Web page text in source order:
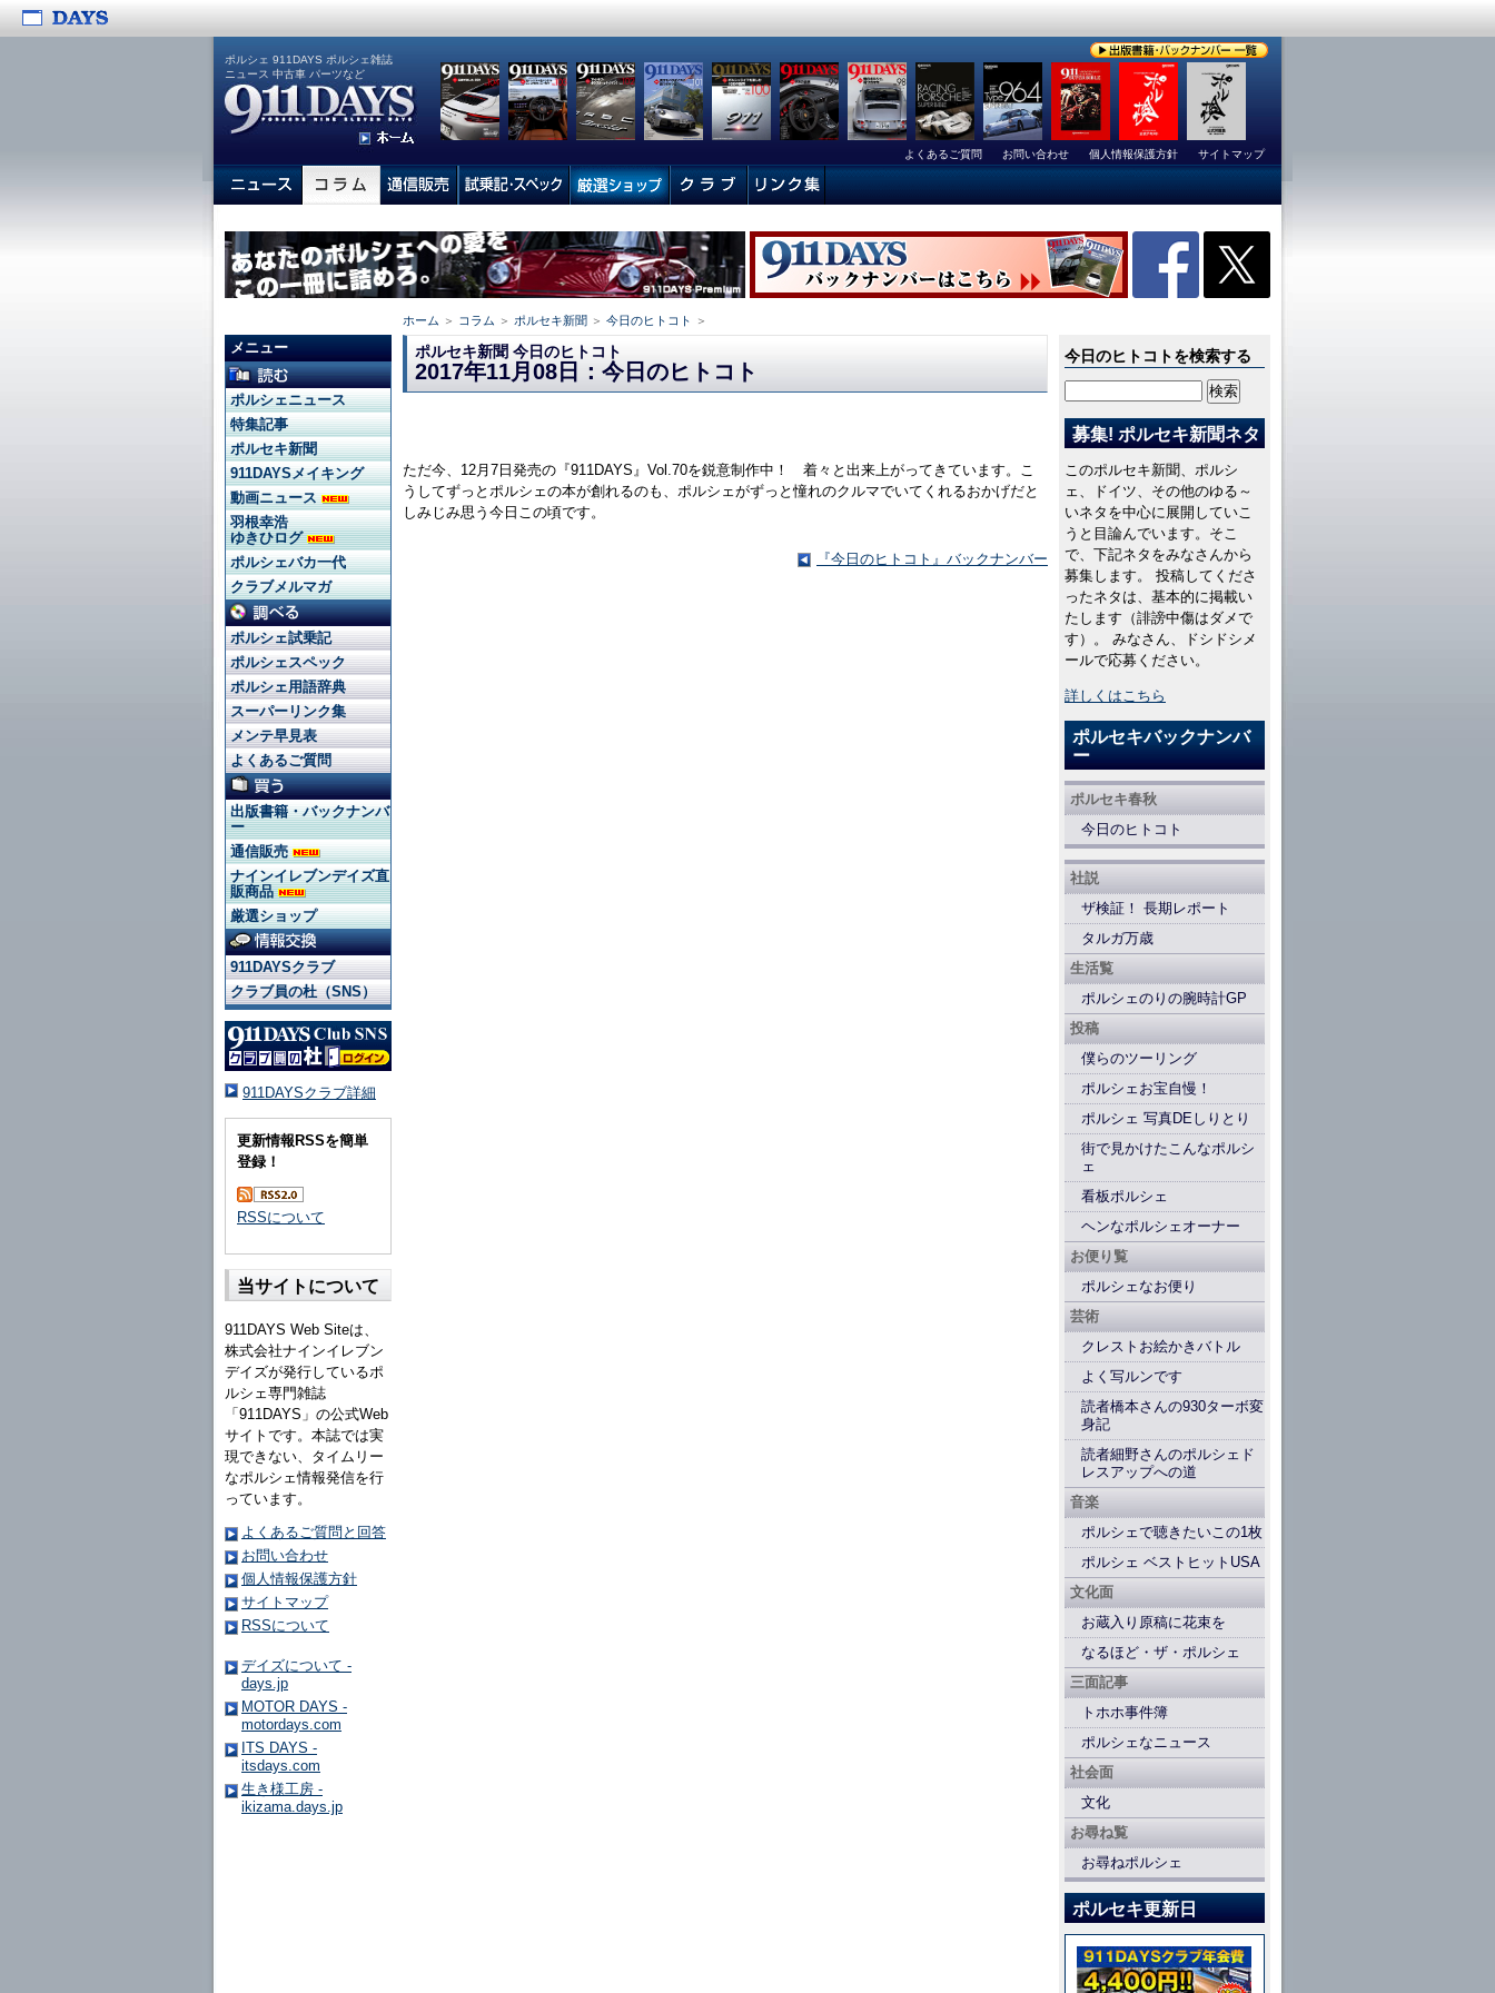
ポルシェ 911DAYS ポルシェ雑誌
ニュース 中古車 パーツなど
ホーム ＞ コラム ＞ ポルセキ新聞 ＞ 今日のヒトコト ＞
ポルセキ新聞 今日のヒトコト
2017年11月08日：今日のヒトコト
ただ今、12月7日発売の『911DAYS』Vol.70を鋭意制作中！ 着々と出来上がってきています。こ
うしてずっとポルシェの本が創れるのも、ポルシェがずっと憧れのクルマでいてくれるおかげだと
しみじみ思う今日この頃です。
『今日のヒトコト』バックナンバー
今日のヒトコトを検索する
募集! ポルセキ新聞ネタ
このポルセキ新聞、ポルシ
ェ、ドイツ、その他のゆる～
いネタを中心に展開していこ
うと目論んでいます。そこ
で、下記ネタをみなさんから
募集します。 投稿してくださ
ったネタは、基本的に掲載い
たします（誹謗中傷はダメで
す）。 みなさん、ドシドシメ
ールで応募ください。
詳しくはこちら
ポルセキバックナンバ
ー
ポルセキ春秋
今日のヒトコト
社説
ザ検証！ 長期レポート
タルガ万歳
生活覧
ポルシェのりの腕時計GP
投稿
僕らのツーリング
ポルシェお宝自慢！
ポルシェ 写真DEしりとり
街で見かけたこんなポルシ
ェ
看板ポルシェ
ヘンなポルシェオーナー
お便り覧
ポルシェなお便り
芸術
クレストお絵かきバトル
よく写ルンです
読者橋本さんの930ターボ変
身記
読者細野さんのポルシェド
レスアップへの道
音楽
ポルシェで聴きたいこの1枚
ポルシェ ベストヒットUSA
文化面
お蔵入り原稿に花束を
なるほど・ザ・ポルシェ
三面記事
トホホ事件簿
ポルシェなニュース
社会面
文化
お尋ね覧
お尋ねポルシェ
ポルセキ更新日
メニュー
ポルシェニュース
特集記事
ポルセキ新聞
911DAYSメイキング
動画ニュース
羽根幸浩
ゆきひログ
ポルシェバカ一代
クラブメルマガ
ポルシェ試乗記
ポルシェスペック
ポルシェ用語辞典
スーパーリンク集
メンテ早見表
よくあるご質問
出版書籍・バックナンバ
ー
通信販売
ナインイレブンデイズ直
販商品
厳選ショップ
911DAYSクラブ
クラブ員の杜（SNS）
911DAYSクラブ詳細
更新情報RSSを簡単
登録！
RSSについて
当サイトについて
911DAYS Web Siteは、
株式会社ナインイレブン
デイズが発行しているポ
ルシェ専門雑誌
「911DAYS」の公式Web
サイトです。本誌では実
現できない、タイムリー
なポルシェ情報発信を行
っています。
よくあるご質問と回答
お問い合わせ
個人情報保護方針
サイトマップ
RSSについて
デイズについて -
days.jp
MOTOR DAYS -
motordays.com
ITS DAYS -
itsdays.com
生き様工房 -
ikizama.days.jp
よくあるご質問 お問い合わせ 個人情報保護方針 サイトマップ